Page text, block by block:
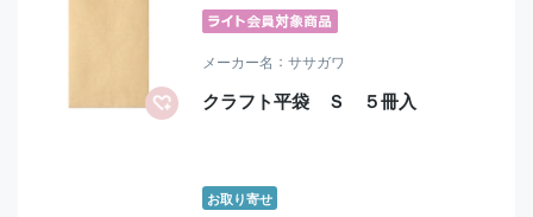
メーカー名 ササガワ
クラフト平袋 Ｓ ５冊入
お取り寄せ